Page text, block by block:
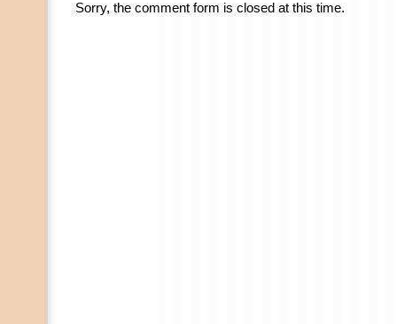
Sorry, the comment form is closed at this time.